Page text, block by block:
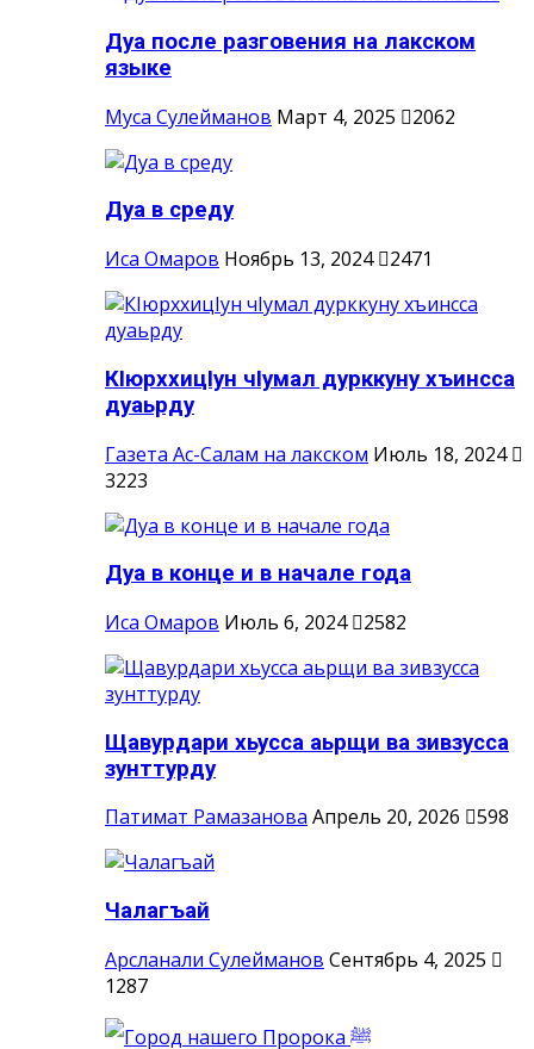
Дуа после разговения на лакском
языке
Муса Сулейманов Март 4, 2025 2062
Дуа в среду
Иса Омаров Ноябрь 13, 2024 2471
КIюрххицIун чIумал дурккуну хъинсса
дуаьрду
Газета Ас-Салам на лакском Июль 18, 2024
3223
Дуа в конце и в начале года
Иса Омаров Июль 6, 2024 2582
Щавурдари хьусса аьрщи ва зивзусса
зунттурду
Патимат Рамазанова Апрель 20, 2026 598
Чалагъай
Арсланали Сулейманов Сентябрь 4, 2025
1287